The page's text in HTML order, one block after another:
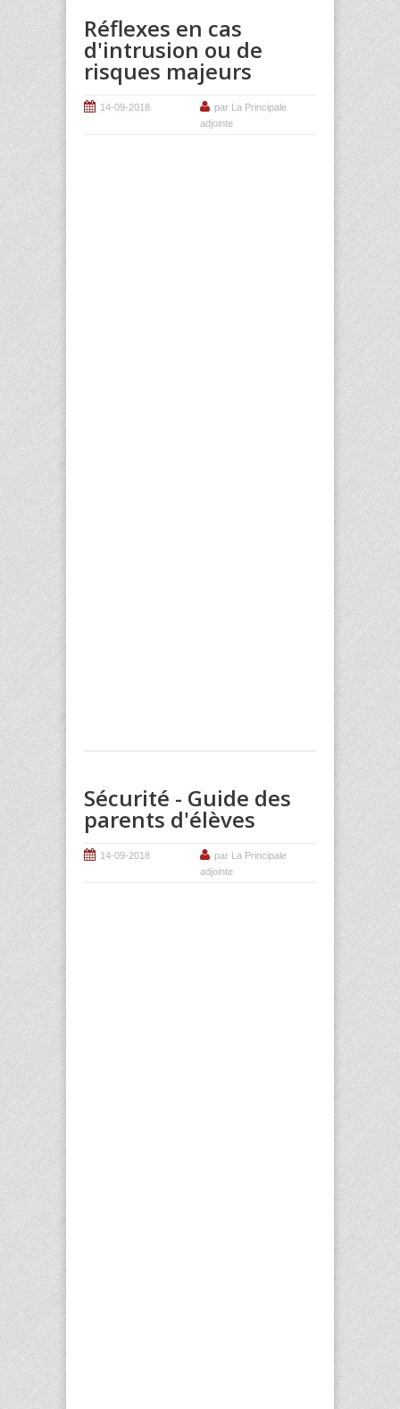
Réflexes en cas
d'intrusion ou de
risques majeurs
14-09-2018
par La Principale
adjointe
Sécurité - Guide des
parents d'élèves
14-09-2018
par La Principale
adjointe